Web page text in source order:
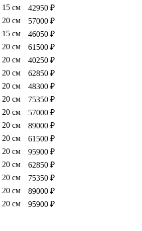
15 см
42950 ₽
20 см
57000 ₽
15 см
46050 ₽
20 см
61500 ₽
20 см
40250 ₽
20 см
62850 ₽
20 см
48300 ₽
20 см
75350 ₽
20 см
57000 ₽
20 см
89000 ₽
20 см
61500 ₽
20 см
95900 ₽
20 см
62850 ₽
20 см
75350 ₽
20 см
89000 ₽
20 см 95900 ₽